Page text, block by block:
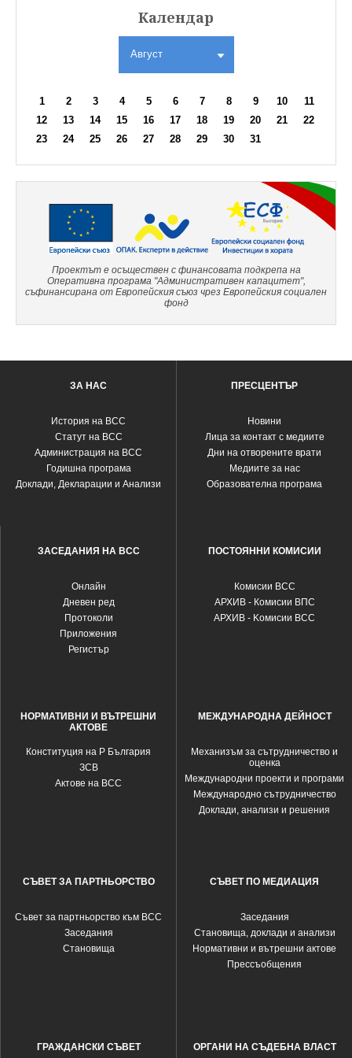
Календар
Август
1 2 3 4 5 6 7 8 9 10
11
12
13 14 15 16 17 18 19 20 21
22
23
24 25 26 27 28 29 30 31
Проектът е осъществен с финансовата подкрепа на
Оперативна програма "Административен капацитет",
съфинансирана от Европейския съюз чрез Европейския социален
фонд
ЗА НАС
История на ВСС
Статут на ВСС
Администрация на ВСС
Годишна програма
Доклади, Декларации и Анализи
ПРЕСЦЕНТЪР
Новини
Лица за контакт с медиите
Дни на отворените врати
Медиите за нас
Образователна програма
ЗАСЕДАНИЯ НА ВСС
Oнлайн
Дневен ред
Протоколи
Приложения
Регистър
ПОСТОЯННИ КОМИСИИ
Комисии ВСС
АРХИВ - Комисии ВПС
АРХИВ - Kомисии ВСС
НОРМАТИВНИ И ВЪТРЕШНИ
АКТОВЕ
Конституция на Р България
ЗСВ
Актове на ВСС
МЕЖДУНАРОДНА ДЕЙНОСТ
Механизъм за сътрудничество и
оценка
Международни проекти и програми
Международно сътрудничество
Доклади, анализи и решения
СЪВЕТ ЗА ПАРТНЬОРСТВО
Съвет за партньорство към ВСС
Заседания
Становища
СЪВЕТ ПО МЕДИАЦИЯ
Заседания
Становища, доклади и анализи
Нормативни и вътрешни актове
Прессъобщения
ГРАЖДАНСКИ СЪВЕТ ОРГАНИ НА СЪДЕБНА ВЛАСТ